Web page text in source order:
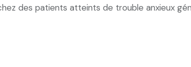
des patients atteints de trouble anxieux